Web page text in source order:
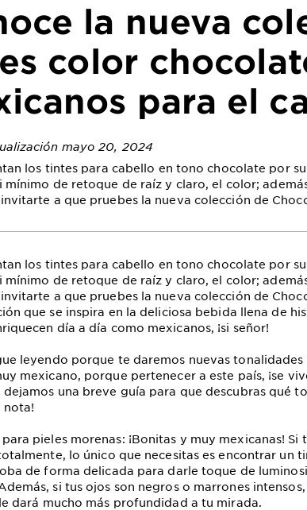
la nueva
color
para el
mayo 20, 2024
los tintes para cabello en tono chocolate por
mínimo de retoque de raíz y claro, el color;
a que pruebes la nueva colección de
los tintes para cabello en tono chocolate por
mínimo de retoque de raíz y claro, el color;
a que pruebes la nueva colección de
que se inspira en la deliciosa bebida llena de
día a día como mexicanos, ¡si señor!
leyendo porque te daremos nuevas
mexicano, porque pertenecer a este país, ¡se
dejamos una breve guía para que descubras qué
nota!
pieles morenas: ¡Bonitas y muy mexicanas! Si
lo único que necesitas es encontrar un
de forma delicada para darle toque de
si tus ojos son negros o marrones
dará mucho más profundidad a tu mirada.